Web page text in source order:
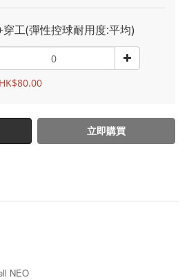
工(彈性控球耐用度:平均)
立即購買
NEO